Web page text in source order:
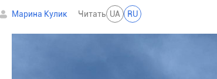
Марина Кулик Читать UA RU